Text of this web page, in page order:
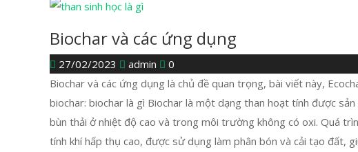
Biochar và các ứng dụng
27/02/2023 admin
0
Biochar và các ứng dụng là chủ đề quan trọng, bài viết này,
biochar: biochar là gì Biochar là một dạng than hoạt tính được
bùn thải ở nhiệt độ cao và trong môi trường không có oxi. Quá
tính khí hấp thụ cao, được sử dụng làm phân bón và cải tạo đất,